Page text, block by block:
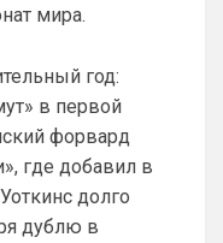
мира.
год:
в первой
форвард
где добавил в
долго
дублю в